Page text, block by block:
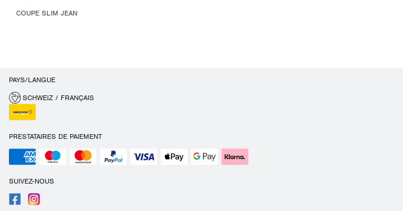
COUPE SLIM JEAN
PAYS/LANGUE
SCHWEIZ / FRANÇAIS
PRESTATAIRES DE PAIEMENT
SUIVEZ-NOUS